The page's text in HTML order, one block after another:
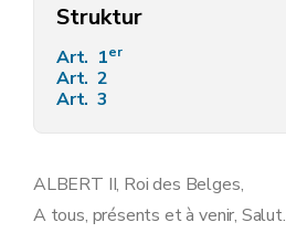
Struktur
Art. 1er
Art. 2
Art. 3
ALBERT II, Roi des Belges,
A tous, présents et à venir, Salut.